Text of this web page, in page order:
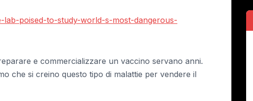
poised-to-study-world-s-most-dangerous-
e commercializzare un vaccino servano anni.
che si creino questo tipo di malattie per vendere il